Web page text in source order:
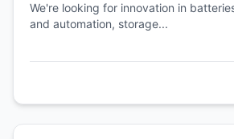
We're looking for innovation in
and automation, storage...